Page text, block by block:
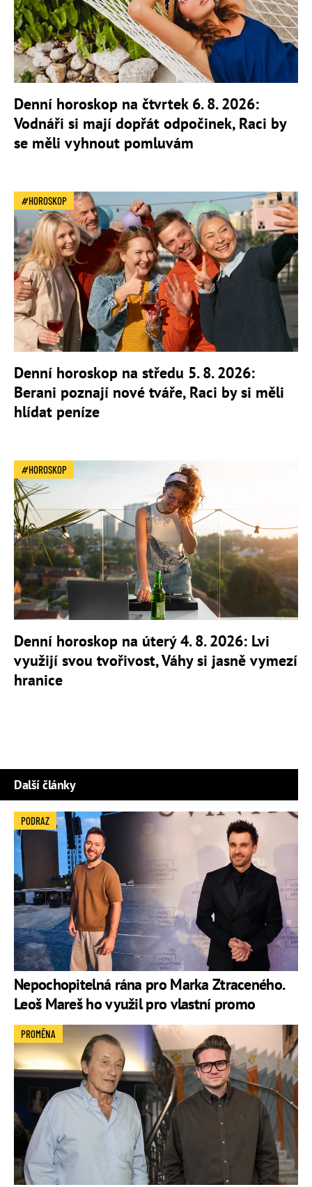
Denní horoskop na čtvrtek 6. 8. 2026:
Vodnáři si mají dopřát odpočinek, Raci by
se měli vyhnout pomluvám
HOROSKOP
Denní horoskop na středu 5. 8. 2026:
Berani poznají nové tváře, Raci by si měli
hlídat peníze
HOROSKOP
Denní horoskop na úterý 4. 8. 2026: Lvi
využijí svou tvořivost, Váhy si jasně vymezí
hranice
Další články
Nepochopitelná rána pro Marka Ztraceného.
Leoš Mareš ho využil pro vlastní promo
PODRAZ
PROMĚNA